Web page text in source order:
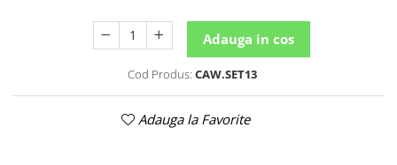
Adauga in cos
Cod Produs: CAW.SET13
Adauga la Favorite